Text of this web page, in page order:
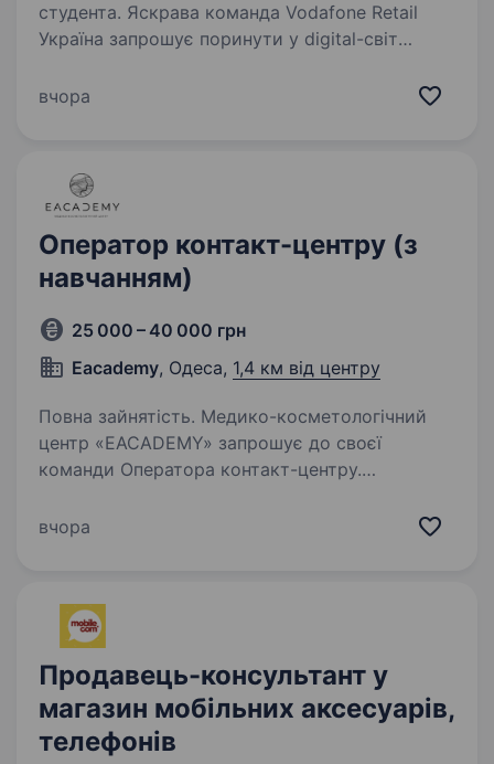
студента. Яскрава команда Vodafone Retail
Україна запрошує поринути у digital-світ
магазинах власної мережі. Приєднуйся
вчора
Оператор контакт-центру (з
навчанням)
25 000 – 40 000 грн
Eacademy, Одеса, 1,4 км від центру
Повна зайнятість. Медико-косметологічний
центр «EACADEMY» запрошує до своєї
команди Оператора контакт-центру.
косметологічний центр, який поєднує
вчора
Продавець-консультант у
магазин мобільних аксесуарів,
телефонів